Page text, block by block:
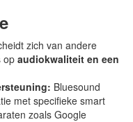
zich van andere
opaudiokwaliteit en een
Bluesound
met specifieke smart
zoals Google